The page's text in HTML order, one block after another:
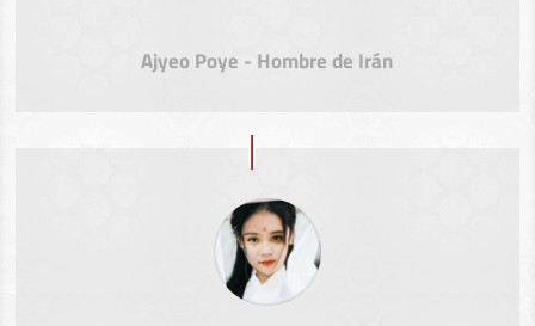
Ajyeo Poye - Hombre de Irán